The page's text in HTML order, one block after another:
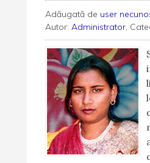
Adăugată de user
Autor:Administrator,